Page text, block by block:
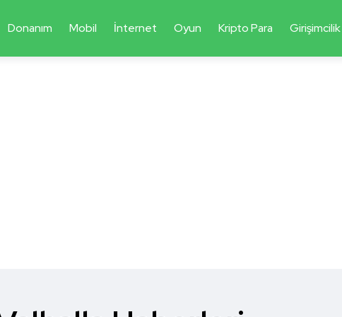
Donanım Mobil İnternet Oyun Kripto Para Girişimcilik